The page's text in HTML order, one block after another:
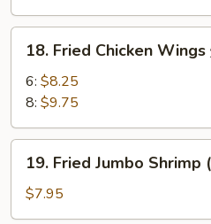
子
Fried
Chicken
Wings
炸
鸡
18. Fried Chicken Wings
6: $8.25
8: $9.75
Fried
Jumbo
Shrimp
19. Fried Jumbo Shrimp
$7.95